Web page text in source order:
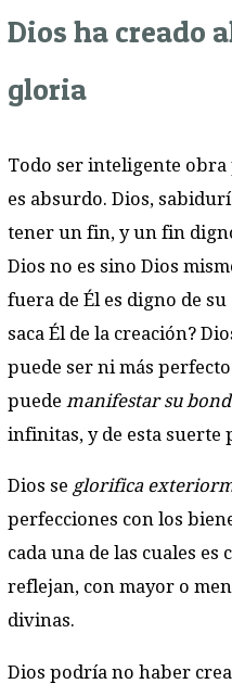
Dios ha creado
gloria
Todo ser inteligente
es absurdo. Dios,
tener un fin, y un fin
Dios no es sino Dios
fuera de Él es digno de
saca Él de la creación?
puede ser ni más
puede manifestar su
infinitas, y de esta suerte
Dios se glorifica
perfecciones con los
cada una de las cuales es
reflejan, con mayor o
divinas.
Dios podría no haber